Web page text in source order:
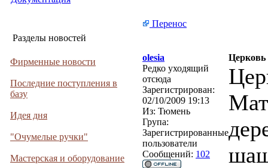
Разделы новостей
Фирменные новости
Последние поступления в
базу
Идея дня
"Очумелые ручки"
Мастерская и оборудование
Перенос
olesia
Редко уходящий
отсюда
Зарегистрирован:
02/10/2009 19:13
Из: Тюмень
Група:
Зарегистрированные
пользователи
Сообщений: 102